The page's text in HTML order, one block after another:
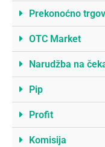
Prekonoćno
OTC Market
Narudžba na
Pip
Profit
Komisija